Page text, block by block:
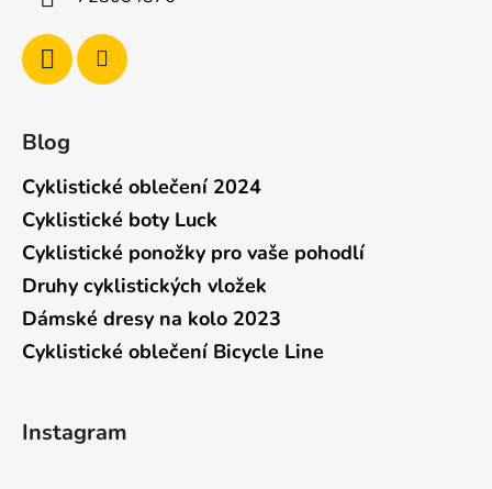
Blog
Cyklistické oblečení 2024
Cyklistické boty Luck
Cyklistické ponožky pro vaše pohodlí
Druhy cyklistických vložek
Dámské dresy na kolo 2023
Cyklistické oblečení Bicycle Line
Instagram